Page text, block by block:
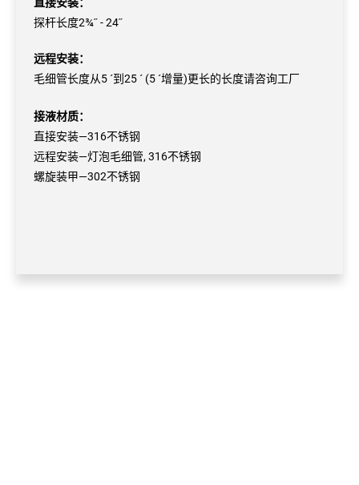
探杆长度2¾˝ - 24˝
远程安装：
毛细管长度从5 ´到25 ´ (5 ´增量)更长的长度请咨询工厂
接液材质：
直接安装—316不锈钢
远程安装—灯泡毛细管, 316不锈钢
螺旋装甲—302不锈钢